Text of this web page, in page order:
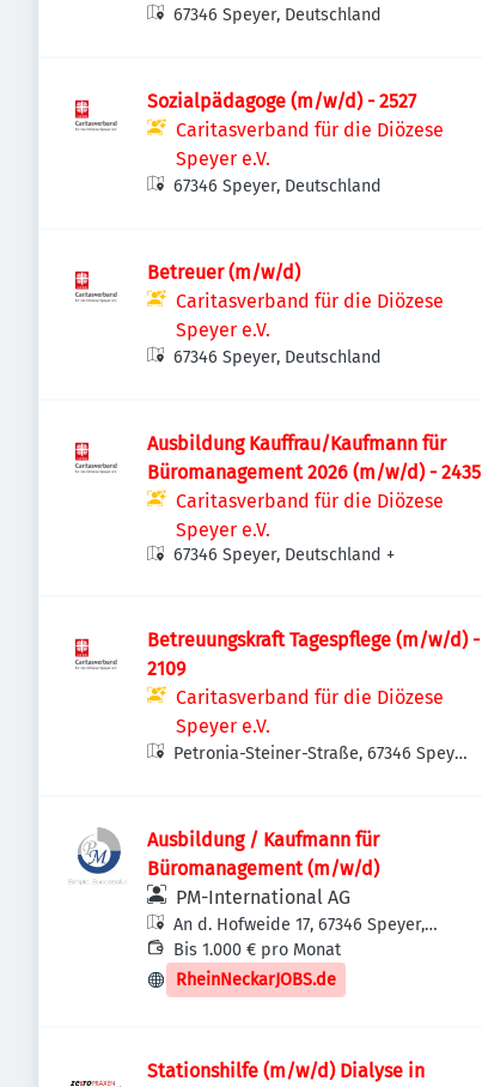
67346 Speyer, Deutschland
Sozialpädagoge (m/w/d) - 2527
Caritasverband für die Diözese
Speyer e.V.
67346 Speyer, Deutschland
Betreuer (m/w/d)
Caritasverband für die Diözese
Speyer e.V.
67346 Speyer, Deutschland
Ausbildung Kauffrau/Kaufmann für
Büromanagement 2026 (m/w/d) - 2435
Caritasverband für die Diözese
Speyer e.V.
67346 Speyer, Deutschland +
Betreuungskraft Tagespflege (m/w/d) -
2109
Caritasverband für die Diözese
Speyer e.V.
Petronia-Steiner-Straße, 67346 Speyer,
Ausbildung / Kaufmann für
Büromanagement (m/w/d)
PM-International AG
An d. Hofweide 17, 67346 Speyer,
Deutschland
Bis 1.000 € pro Monat
RheinNeckarJOBS.de
Stationshilfe (m/w/d) Dialyse in